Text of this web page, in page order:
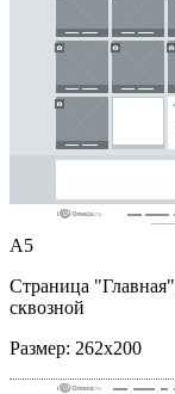
A5
Страница "Главная"
сквозной
Размер: 262x200